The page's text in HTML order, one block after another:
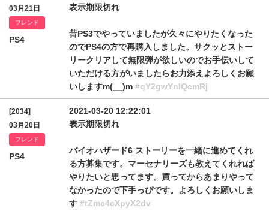
03月21日
フレンド
PS4
表示期限切れ
昔PS3でやっていましたが久々にやりたくなった
のでPS4の方で再購入しました。サクッとストー
リークリアして無限弾が欲しいのでお手伝いして
いただける方がいましたらお力添えよろしくお願
いしますm(__)m #qY2gwYnlQcmRj
[2034]
03月20日
フレンド
PS4
2021-03-20 12:22:01
表示期限切れ
バイオハザード6 ストーリーを一緒に進めてくれ
る方募集です。マーセナリーズも教えてくれれば
やりたいと思ってます。買ってからあまりやって
なかったので下手っぴです。よろしくお願いしま
す #tZmc4cXpyX2dv